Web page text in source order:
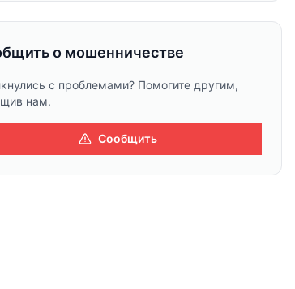
о мошенничестве
с проблемами? Помогите другим,
нам.
Сообщить